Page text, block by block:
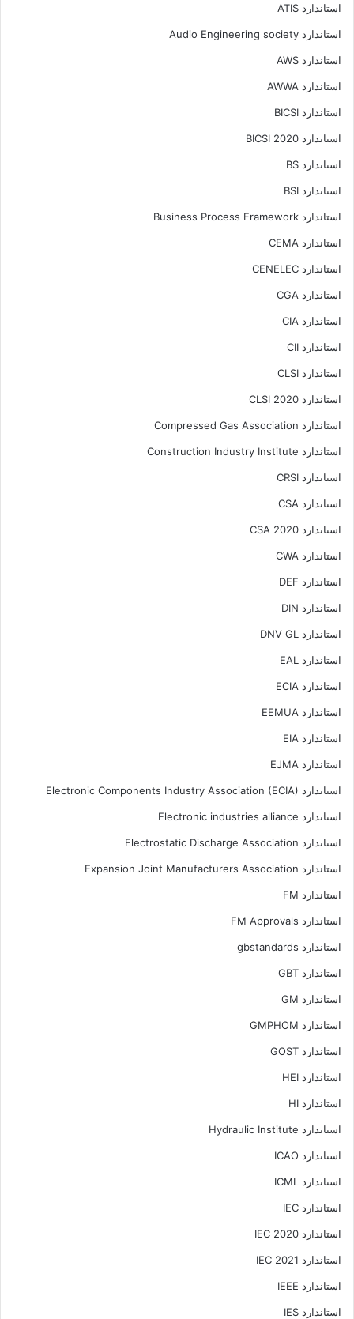
استاندارد ATIS
استاندارد Audio Engineering society
استاندارد AWS
استاندارد AWWA
استاندارد BICSI
استاندارد BICSI 2020
استاندارد BS
استاندارد BSI
استاندارد Business Process Framework
استاندارد CEMA
استاندارد CENELEC
استاندارد CGA
استاندارد CIA
استاندارد CII
استاندارد CLSI
استاندارد CLSI 2020
استاندارد Compressed Gas Association
استاندارد Construction Industry Institute
استاندارد CRSI
استاندارد CSA
استاندارد CSA 2020
استاندارد CWA
استاندارد DEF
استاندارد DIN
استاندارد DNV GL
استاندارد EAL
استاندارد ECIA
استاندارد EEMUA
استاندارد EIA
استاندارد EJMA
استاندارد Electronic Components Industry Association (ECIA)
استاندارد Electronic industries alliance
استاندارد Electrostatic Discharge Association
استاندارد Expansion Joint Manufacturers Association
استاندارد FM
استاندارد FM Approvals
استاندارد gbstandards
استاندارد GBT
استاندارد GM
استاندارد GMPHOM
استاندارد GOST
استاندارد HEI
استاندارد HI
استاندارد Hydraulic Institute
استاندارد ICAO
استاندارد ICML
استاندارد IEC
استاندارد IEC 2020
استاندارد IEC 2021
استاندارد IEEE
استاندارد IES